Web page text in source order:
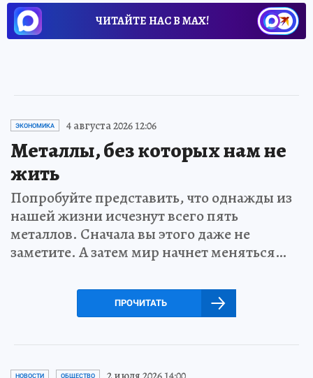
ЧИТАЙТЕ НАС В МАХ!
ЭКОНОМИКА 4 августа 2026 12:06
Металлы, без которых нам не
жить
Попробуйте представить, что однажды из
нашей жизни исчезнут всего пять
металлов. Сначала вы этого даже не
заметите. А затем мир начнет меняться…
ПРОЧИТАТЬ
НОВОСТИ ОБЩЕСТВО